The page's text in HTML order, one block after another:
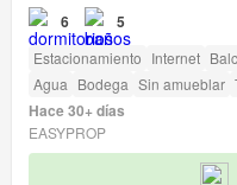
6 5
Estacionamiento Internet
Agua Bodega Sin amueblar
Hace 30+ días
EASYPROP